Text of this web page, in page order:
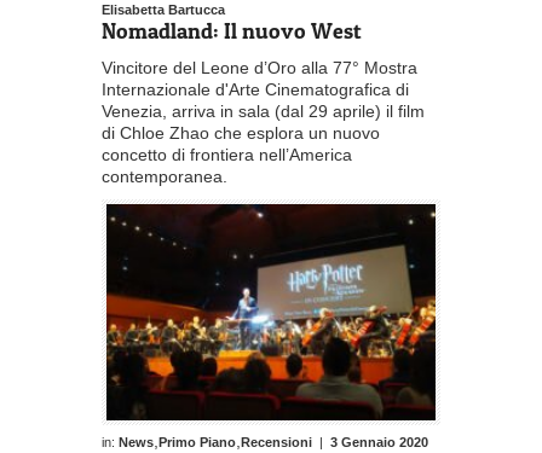
Elisabetta Bartucca
Nomadland: Il nuovo West
Vincitore del Leone d’Oro alla 77° Mostra
Internazionale d'Arte Cinematografica di
Venezia, arriva in sala (dal 29 aprile) il film
di Chloe Zhao che esplora un nuovo
concetto di frontiera nell’America
contemporanea.
in: News, Primo Piano, Recensioni
3 Gennaio 2020